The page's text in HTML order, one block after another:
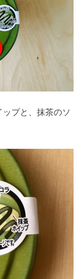
プと、抹茶のソ